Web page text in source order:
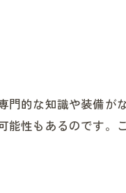
的な知識や装備が
性もあるのです。